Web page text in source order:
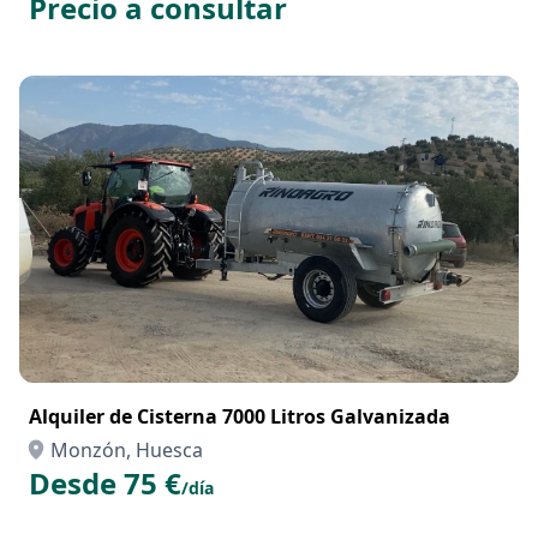
Alquiler de Cisterna 7000 Litros Galvanizada
Monzón, Huesca
Desde 75 €/día